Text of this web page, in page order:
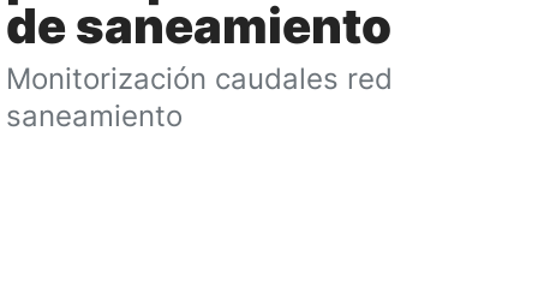
de saneamiento
Monitorización caudales red
saneamiento